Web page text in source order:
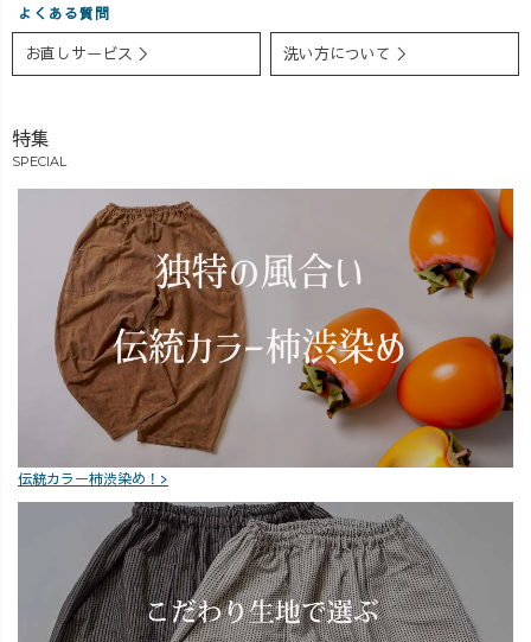
は、来週同じ素
材でコクーンス
カートもリリー
🌿 【ご紹介ア
イテム】 ①サロ
ペットスカー
ト/5カラー
②2wayギザギザ
ヤマTシャツ
#アラサーコーデ
#40代ファッショ
ン #妊婦コーデ #
臨月妊婦 #草木
染め #サロペッ
トスカート #サ
ロペットコーデ
#柿渋染め
ばかりです😭💰
笑) 大人と同じパ
ゃないかと、ワ
クワクです😆✨
そのほかに
も、「大きめ作
ってほしい」
や、「小さめが
ほしい」などな
ど、いろんな方
のサイズに対応
できるんじゃな
いかな？と妄想
らの「こんなの
がほしい」に1つ
1つお答えできる
ように、がんば
ります👍🔥
#UZUiRO #サロ
ダーストラップ
と、スッキリシ
ぎて、最近これ
しか着てないデ
ス🥹❤️笑 ちなみ
に、一番人気は
Black!! 長女の
9月末の誕生日プ
レゼントに、
「黒のサロペッ
トスカートを作
って〜！！」 と
希望されている
ィングして出産
前に早いとこ陣
痛来る前に仕上
げないと🤣🤣💦
笑 #UZUiRO #
臨月妊婦 #ワー
よくある質問
お直しサービス ＞ 洗い方について ＞
特集
SPECIAL
伝統カラー柿渋染め！>